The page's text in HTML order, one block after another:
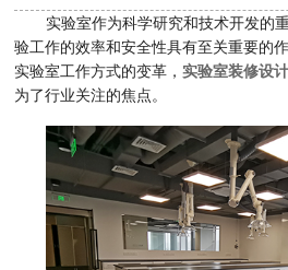
实验室作为科学研究和技术开发的
验工作的效率和安全性具有至关重要的
实验室工作方式的变革，实验室装修设计
为了行业关注的焦点。